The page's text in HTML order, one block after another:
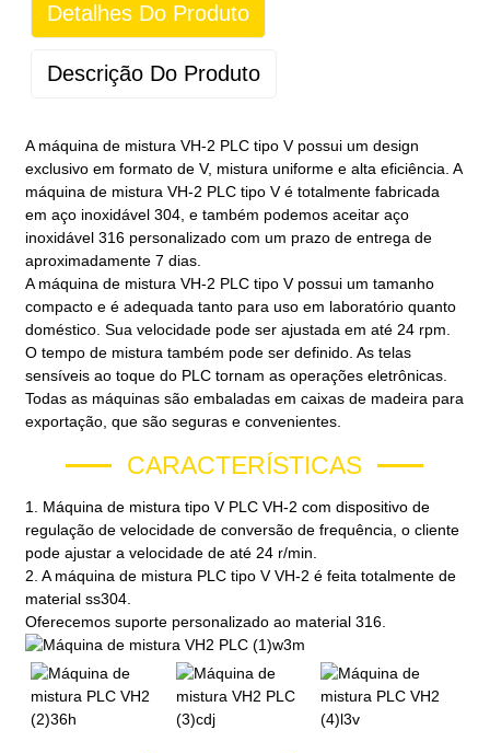
Detalhes Do Produto
Descrição Do Produto
A máquina de mistura VH-2 PLC tipo V possui um design
exclusivo em formato de V, mistura uniforme e alta eficiência. A
máquina de mistura VH-2 PLC tipo V é totalmente fabricada
em aço inoxidável 304, e também podemos aceitar aço
inoxidável 316 personalizado com um prazo de entrega de
aproximadamente 7 dias.
A máquina de mistura VH-2 PLC tipo V possui um tamanho
compacto e é adequada tanto para uso em laboratório quanto
doméstico. Sua velocidade pode ser ajustada em até 24 rpm.
O tempo de mistura também pode ser definido. As telas
sensíveis ao toque do PLC tornam as operações eletrônicas.
Todas as máquinas são embaladas em caixas de madeira para
exportação, que são seguras e convenientes.
CARACTERÍSTICAS
1. Máquina de mistura tipo V PLC VH-2 com dispositivo de
regulação de velocidade de conversão de frequência, o cliente
pode ajustar a velocidade de até 24 r/min.
2. A máquina de mistura PLC tipo V VH-2 é feita totalmente de
material ss304.
Oferecemos suporte personalizado ao material 316.